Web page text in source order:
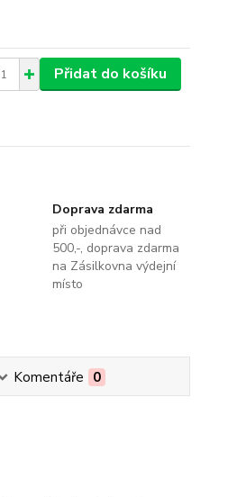
Přidat do košíku
Doprava zdarma
při objednávce nad
500,-, doprava zdarma
na Zásilkovna výdejní
místo
Komentáře 0